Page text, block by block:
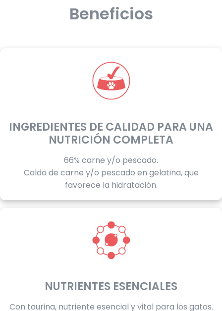
Beneficios
INGREDIENTES DE CALIDAD PARA UNA
NUTRICIÓN COMPLETA
66% carne y/o pescado.
Caldo de carne y/o pescado en gelatina, que
favorece la hidratación.
NUTRIENTES ESENCIALES
Con taurina, nutriente esencial y vital para los gatos.